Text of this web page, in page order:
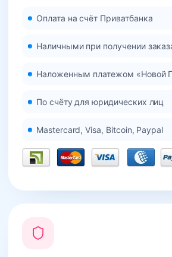
Оплата на счёт Приватбанка
Наличными при получении
Наложенным платежом «Новой
По счёту для юридических лиц
Mastercard, Visa, Bitcoin, Paypal